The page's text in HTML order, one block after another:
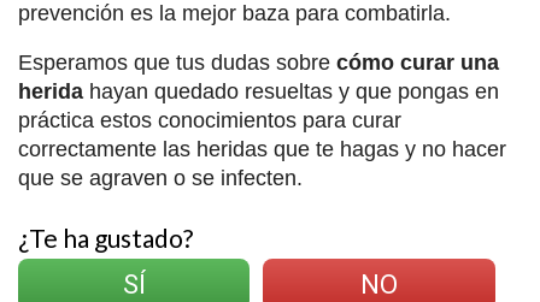
prevención es la mejor baza para combatirla.
Esperamos que tus dudas sobre cómo curar una
herida hayan quedado resueltas y que pongas en
práctica estos conocimientos para curar
correctamente las heridas que te hagas y no hacer
que se agraven o se infecten.
¿Te ha gustado?
SÍ
NO